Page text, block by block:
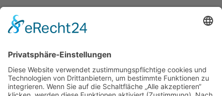
Verband Deutscher Tierheilpraktiker e.V.
Verbandsverwaltung
Am Rosenbraken 12
E-Mail
Diese E-Mail-Adresse ist vor Spambots geschützt! Zur Anzeige
muss JavaScript eingeschaltet sein!